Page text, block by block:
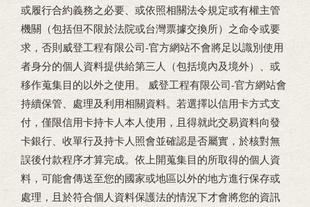
或履行合約義務之必要、或依照相關法令規定或有權主管
機關（包括但不限於法院或台灣票據交換所）之命令或要
求，否則威登工程有限公司-官方網站不會將足以識別使用
者身分的個人資料提供給第三人（包括境內及境外）、或
移作蒐集目的以外之使用。 威登工程有限公司-官方網站會
持續保管、處理及利用相關資料。若選擇以信用卡方式支
付，僅限信用卡持卡人本人使用，且得就此交易資料向發
卡銀行、收單行及持卡人照會並確認是否屬實，於核對無
誤後付款程序才算完成。依上開蒐集目的所取得的個人資
料，可能會傳送至您的國家或地區以外的地方進行保存或
處理，且於符合個人資料保護法的情況下才會將您的資訊